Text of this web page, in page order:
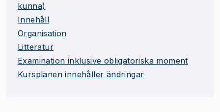
kunna)
Innehåll
Organisation
Litteratur
Examination inklusive obligatoriska moment
Kursplanen innehåller ändringar